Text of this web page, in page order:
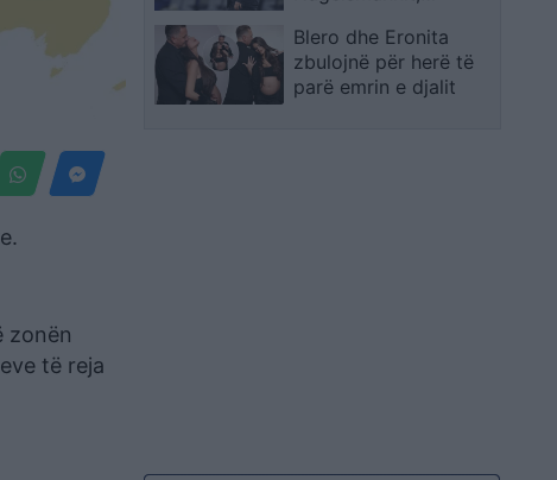
zonën
të reja
kushtojë miliona
federatës
Blero dhe Eronita
zbulojnë për herë të
parë emrin e djalit